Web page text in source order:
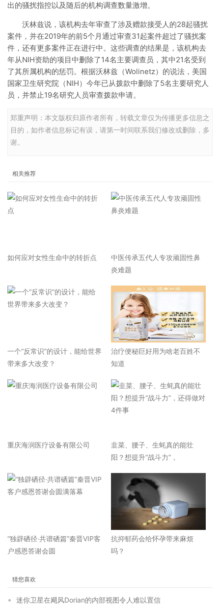
出的骚扰指控以及随后的机构调查数量激增。
沃林兹说，该机构去年审查了涉及赠款接受人的28起骚扰
案件，并在2019年的前5个月通过审查31起案件超过了骚扰案
件，还有更多案件正在进行中。这些调查的结果是，该机构去
年从NIH资助的项目中删除了14名主要调查员，其中21名受到
了其所属机构的惩罚。根据沃林兹（Wolinetz）的说法，美国
国家卫生研究院（NIH）今年已从拨款中删除了5名主要研究人
员，并禁止19名研究人员审查拨款申请。
郑重声明：本文版权归原作者所有，转载文章仅为传播更多信息之
目的，如作者信息标记有误，请第一时间联系我们修改或删除，多
谢。
相关推荐
如何应对女性生命中的转折点
中医传承五代人专攻顽固性鼻
炎难题
一个“反常识”的设计，能给世界
带来多大改变？
治疗便秘巨好用为啥老百姓不
知道
重庆海润医疗设备有限公司
韭菜、腰子、生蚝真的能壮
阳？想提升“战斗力”，
“独辟硒径·共谱硒篇”秦晋VIP客
户感恩答谢会圆
抗抑郁药会给怀孕带来麻烦
吗？
猜您喜欢
迷你卫星在飓风Dorian的内部视图令人难以置信